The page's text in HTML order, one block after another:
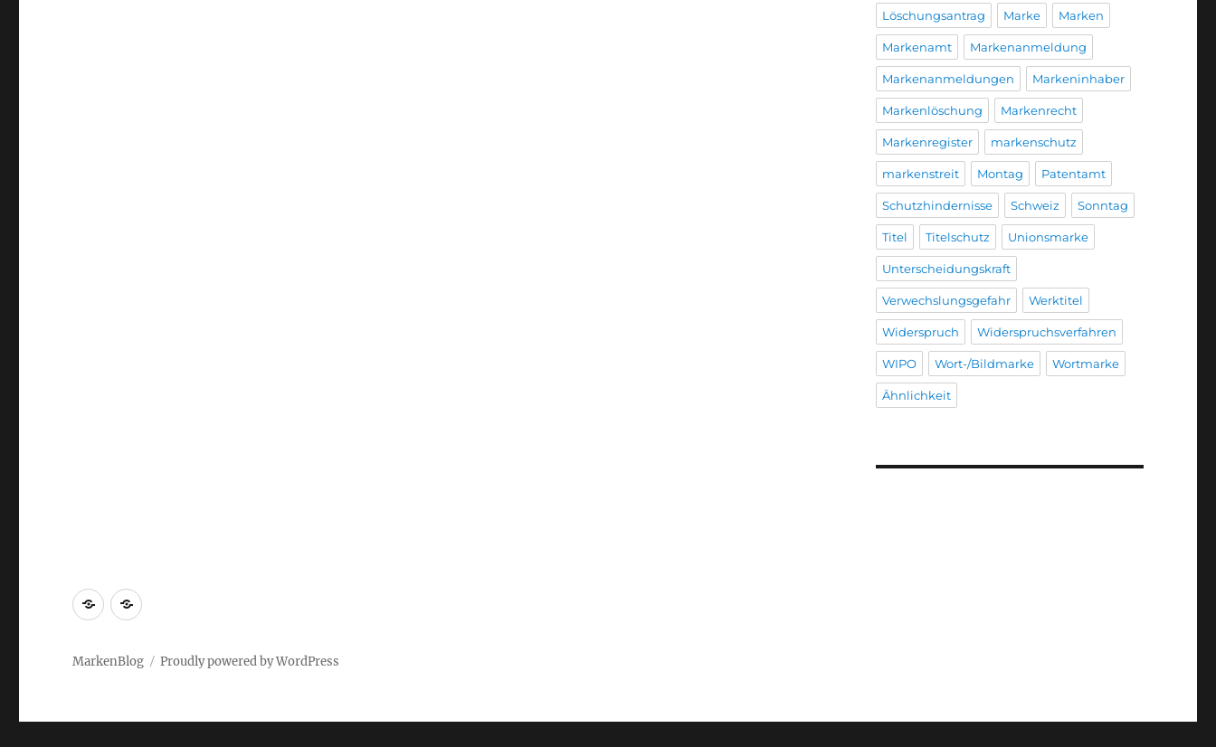
Löschungsantrag Marke Marken
Markenamt Markenanmeldung
Markenanmeldungen Markeninhaber
Markenlöschung Markenrecht
Markenregister markenschutz
markenstreit Montag Patentamt
Schutzhindernisse Schweiz Sonntag
Titel Titelschutz Unionsmarke
Unterscheidungskraft
Verwechslungsgefahr Werktitel
Widerspruch Widerspruchsverfahren
WIPO Wort-/Bildmarke Wortmarke
Ähnlichkeit
Markenrecherche
Gastbeiträge
MarkenBlog Proudly powered by WordPress